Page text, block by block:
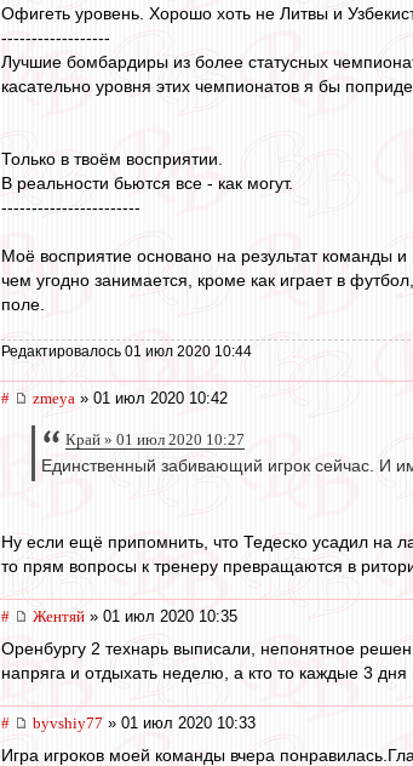
Офигеть уровень. Хорошо хоть не Литвы и
------------------
Лучшие бомбардиры из более статусных
касательно уровня этих чемпионатов я бы
Только в твоём восприятии.
В реальности бьются все - как могут.
-----------------------
Моё восприятие основано на результат команды
чем угодно занимается, кроме как играет в
поле.
Редактировалось 01 июл 2020 10:44
# zmeya » 01 июл 2020 10:42
Край » 01 июл 2020 10:27
Единственный забивающий игрок сейчас. И
Ну если ещё припомнить, что Тедеско усадил на
то прям вопросы к тренеру превращаются в
# Жентяй » 01 июл 2020 10:35
Оренбургу 2 технарь выписали, непонятное
напряга и отдыхать неделю, а кто то каждые 3 дня
# byvshiy77 » 01 июл 2020 10:33
Игра игроков моей команды вчера